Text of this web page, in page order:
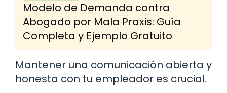
Modelo de Demanda contra
Abogado por Mala Praxis: Guía
Completa y Ejemplo Gratuito
Mantener una comunicación abierta y
honesta con tu empleador es crucial.